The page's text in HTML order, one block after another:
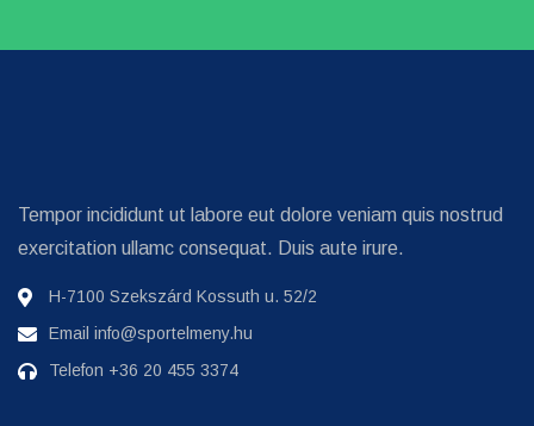
Tempor incididunt ut labore eut dolore veniam quis nostrud
exercitation ullamc consequat. Duis aute irure.
H-7100 Szekszárd Kossuth u. 52/2
Email info@sportelmeny.hu
Telefon +36 20 455 3374